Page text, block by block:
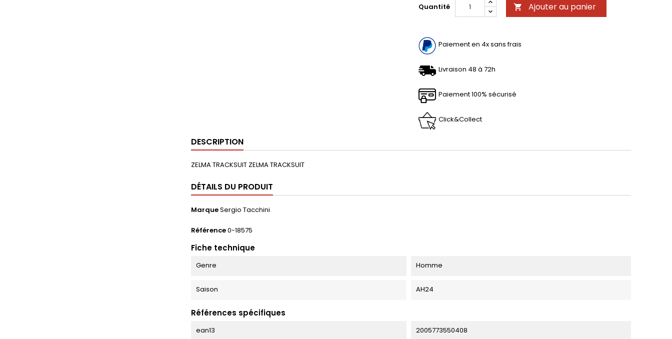
Quantité  Ajouter au panier
Paiement en 4x sans frais
Livraison 48 à 72h
Paiement 100% sécurisé
Click&Collect
DESCRIPTION
ZELMA TRACKSUIT ZELMA TRACKSUIT
DÉTAILS DU PRODUIT
MarqueSergio Tacchini
Référence0-18575
Fiche technique
Genre Homme
Saison AH24
Références spécifiques
ean13 2005773550408